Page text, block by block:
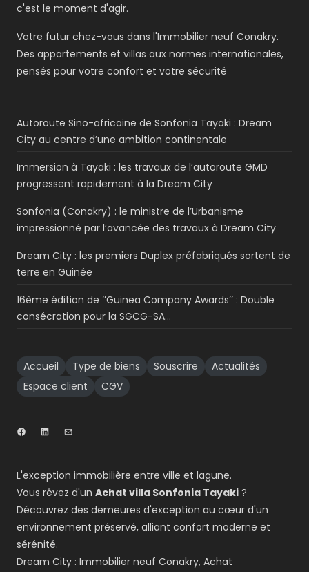
c'est le moment d'agir.
Votre futur chez-vous dans l'Immobilier neuf Conakry.
Des appartements et villas aux normes internationales,
pensés pour votre confort et votre sécurité
Autoroute Sino-africaine de Sonfonia Tayaki : Dream
City au centre d’une ambition continentale
Immersion à Tayaki : les travaux de l’autoroute GMD
progressent rapidement à la Dream City
Sonfonia (Conakry) : le ministre de l’Urbanisme
impressionné par l’avancée des travaux à Dream City
Dream City : les premiers Duplex préfabriqués sortent de
terre en Guinée
16ème édition de ‘’Guinea Company Awards’’ : Double
consécration pour la SGCG-SA…
Accueil Type de biens Souscrire
Actualités
Espace client
CGV
L'exception immobilière entre ville et lagune.
Vous rêvez d'un Achat villa Sonfonia Tayaki ?
Découvrez des demeures d'exception au cœur d'un
environnement préservé, alliant confort moderne et
sérénité.
Dream City : Immobilier neuf Conakry, Achat